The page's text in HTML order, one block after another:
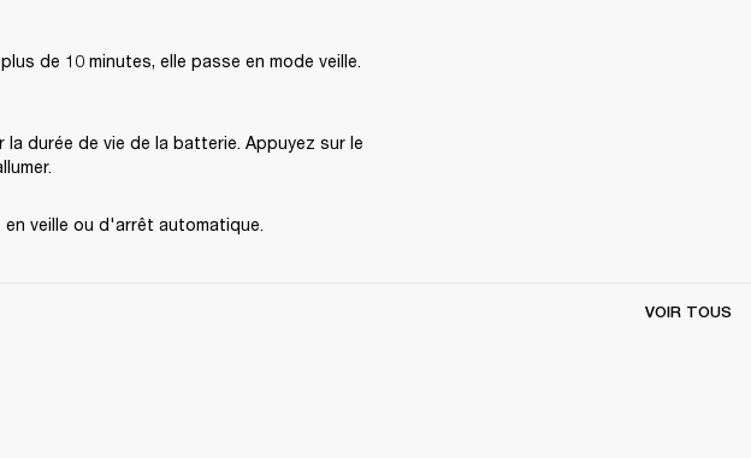
de 10 minutes, elle passe en mode veille.
durée de vie de la batterie. Appuyez sur le
veille ou d'arrêt automatique.
VOIR TOUS